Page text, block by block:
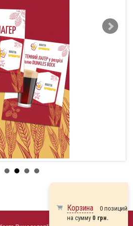
Корзина
0 позиций
на сумму 0 грн.